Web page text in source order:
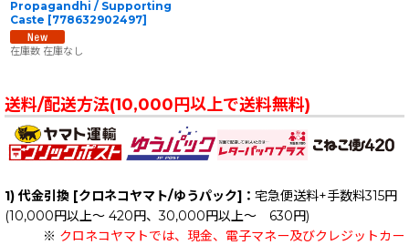
Propagandhi / Supporting
Caste [778632902497]
在庫数 在庫なし
送料/配送方法(10,000円以上で送料無料)
1) 代金引換 [クロネコヤマト/ゆうパック]： 宅急便送料+手数料315円
(10,000円以上～ 420円、30,000円以上～ 630円)
※ クロネコヤマトでは、現金、電子マネー及びクレジットカー